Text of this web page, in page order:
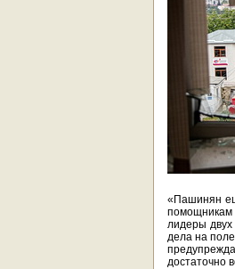
«Пашинян
лидеры двух
дела на
достаточно